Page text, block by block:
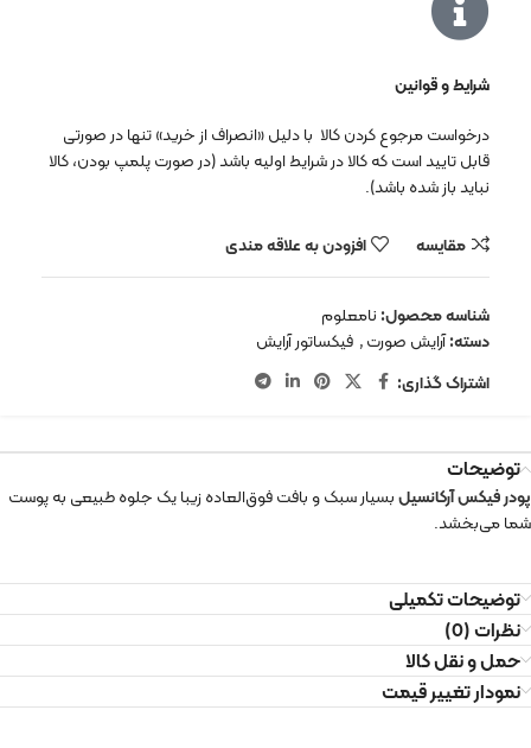
شرایط و قوانین
درخواست مرجوع کردن کالا با دلیل «انصراف از خرید» تنها در صورتی
قابل تایید است که کالا در شرایط اولیه باشد (در صورت پلمپ بودن، کالا
نباید باز شده باشد).
مقایسه افزودن به علاقه مندی
شناسه محصول: نامعلوم
دسته:آرایش صورت, فیکساتور آرایش
اشتراک گذاری:
توضیحات
پودر فیکس آرکانسیلبسیار سبک و بافت فوق‌العاده زیبا یک جلوه طبیعی به پوست
شما می‌بخشد.
توضیحات تکمیلی
نظرات (0)
حمل و نقل کالا
نمودار تغییر قیمت